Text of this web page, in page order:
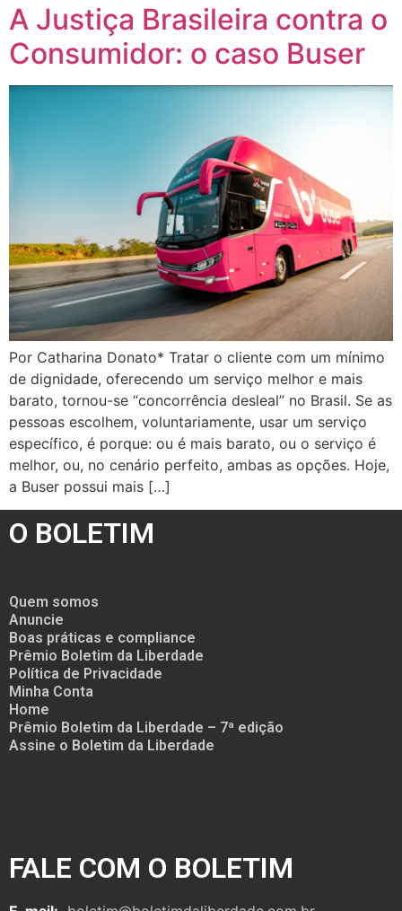
A Justiça Brasileira contra o
Consumidor: o caso Buser
Por Catharina Donato* Tratar o cliente com um mínimo
de dignidade, oferecendo um serviço melhor e mais
barato, tornou-se “concorrência desleal” no Brasil. Se as
pessoas escolhem, voluntariamente, usar um serviço
específico, é porque: ou é mais barato, ou o serviço é
melhor, ou, no cenário perfeito, ambas as opções. Hoje,
a Buser possui mais […]
O BOLETIM
Quem somos
Anuncie
Boas práticas e compliance
Prêmio Boletim da Liberdade
Política de Privacidade
Minha Conta
Home
Prêmio Boletim da Liberdade – 7ª edição
Assine o Boletim da Liberdade
FALE COM O BOLETIM